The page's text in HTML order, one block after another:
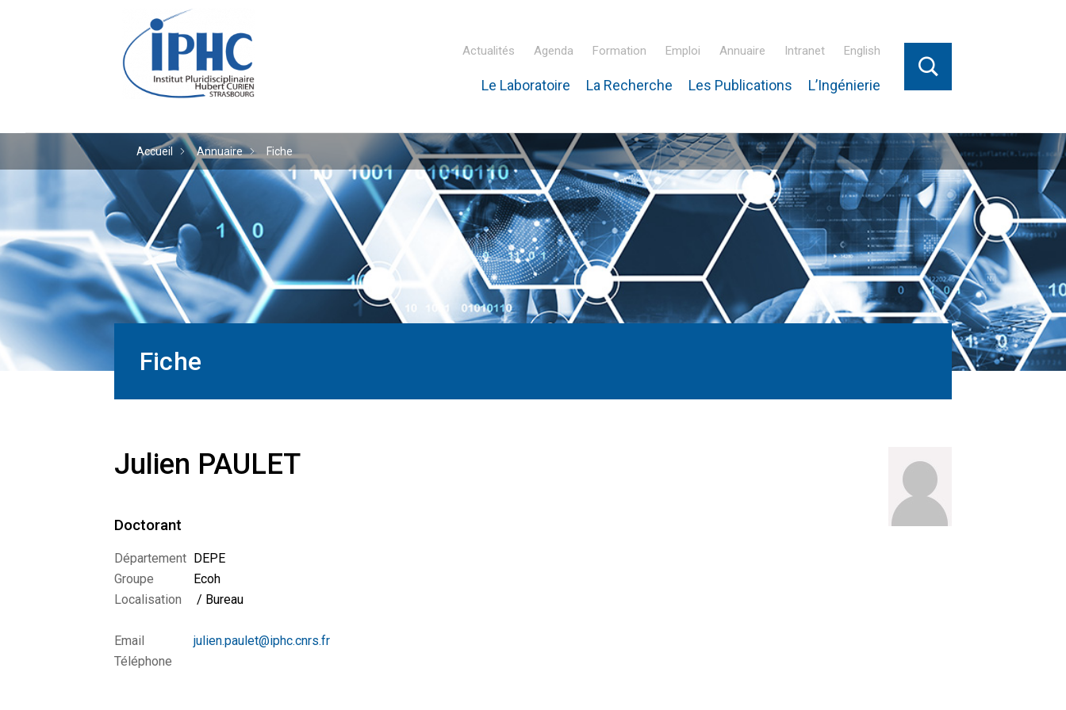
Institut pluridisciplinaire Hubert Curien – IPHC
Actualités Agenda Formation Emploi Annuaire Intranet English
Le Laboratoire La Recherche Les Publications L’Ingénierie
Accueil Annuaire Fiche
Fiche
Julien PAULET
Doctorant
Département DEPE
Groupe
Ecoh
Localisation
/ Bureau
Email
julien.paulet@iphc.cnrs.fr
Téléphone